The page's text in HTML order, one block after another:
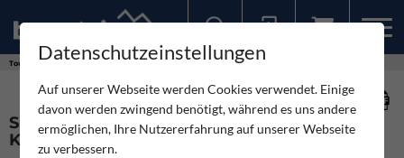
Touren Sepp-Jöchler-Gedächtnis-Führe - Kleiner Lafatscher NNO-Pfeiler
SEPP-JÖCHLER-GEDÄCHTNIS-FÜHRE -
KLEINER LAFATSCHER NNO-PFEILER
Datenschutzeinstellungen
Auf unserer Webseite werden Cookies verwendet. Einige
davon werden zwingend benötigt, während es uns andere
ermöglichen, Ihre Nutzererfahrung auf unserer Webseite
zu verbessern.